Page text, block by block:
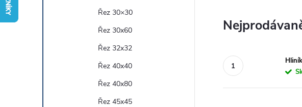
Řez 30×30
Řez 30x60
Řez 32x32
Řez 40x40
Řez 40x80
Řez 45x45